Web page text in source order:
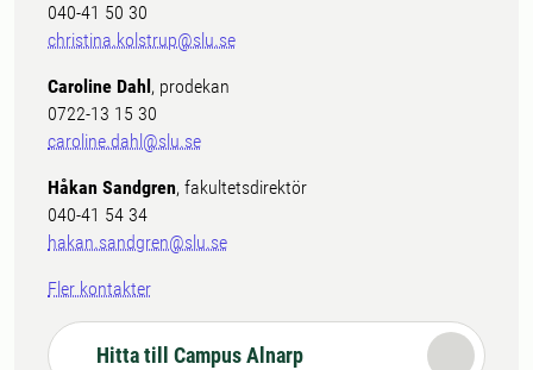
040-41 50 30
christina.kolstrup@slu.se
Caroline Dahl , prodekan
0722-13 15 30
caroline.dahl@slu.se
Håkan Sandgren, fakultetsdirektör
040-41 54 34
hakan.sandgren@slu.se
Fler kontakter
Hitta till Campus Alnarp